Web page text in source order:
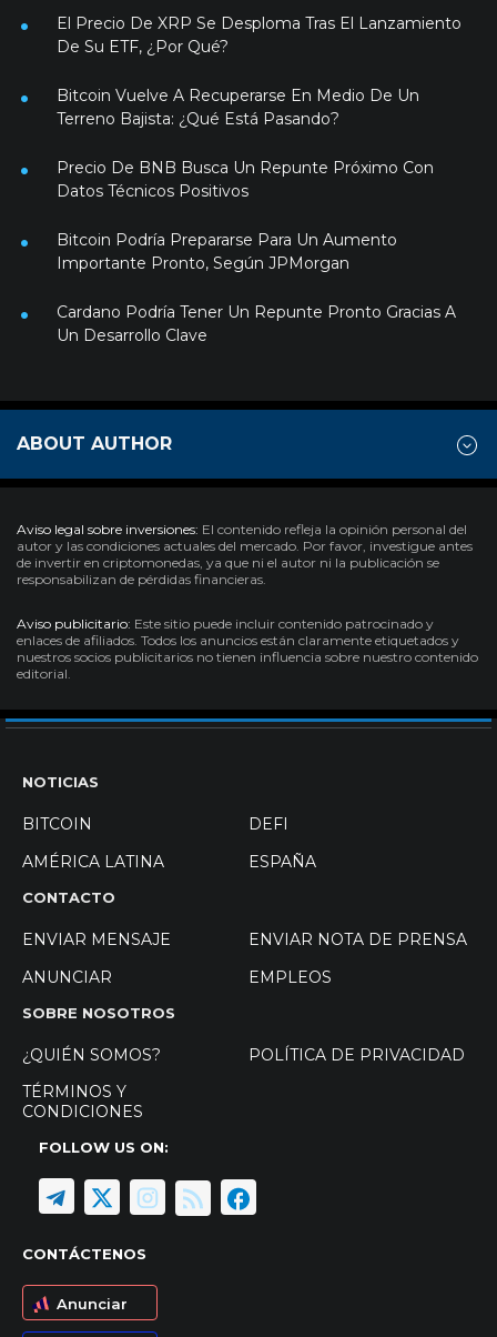
El Precio De XRP Se Desploma Tras El Lanzamiento
De Su ETF, ¿Por Qué?
Bitcoin Vuelve A Recuperarse En Medio De Un
Terreno Bajista: ¿Qué Está Pasando?
Precio De BNB Busca Un Repunte Próximo Con
Datos Técnicos Positivos
Bitcoin Podría Prepararse Para Un Aumento
Importante Pronto, Según JPMorgan
Cardano Podría Tener Un Repunte Pronto Gracias A
Un Desarrollo Clave
ABOUT AUTHOR
Aviso legal sobre inversiones: El contenido refleja la opinión personal del
autor y las condiciones actuales del mercado. Por favor, investigue antes
de invertir en criptomonedas, ya que ni el autor ni la publicación se
responsabilizan de pérdidas financieras.
Aviso publicitario: Este sitio puede incluir contenido patrocinado y
enlaces de afiliados. Todos los anuncios están claramente etiquetados y
nuestros socios publicitarios no tienen influencia sobre nuestro contenido
editorial.
NOTICIAS
BITCOIN
DEFI
AMÉRICA LATINA
ESPAÑA
CONTACTO
ENVIAR MENSAJE
ENVIAR NOTA DE PRENSA
ANUNCIAR
EMPLEOS
SOBRE NOSOTROS
¿QUIÉN SOMOS?
POLÍTICA DE PRIVACIDAD
TÉRMINOS Y
CONDICIONES
FOLLOW US ON:
CONTÁCTENOS
Anunciar